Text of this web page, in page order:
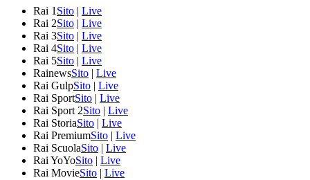
Rai 1 Sito | Live
Rai 2Sito | Live
Rai 3Sito | Live
Rai 4Sito | Live
Rai 5Sito | Live
RainewsSito | Live
Rai GulpSito | Live
Rai SportSito | Live
Rai Sport 2Sito | Live
Rai StoriaSito | Live
Rai PremiumSito | Live
Rai ScuolaSito | Live
Rai YoYoSito | Live
Rai MovieSito | Live